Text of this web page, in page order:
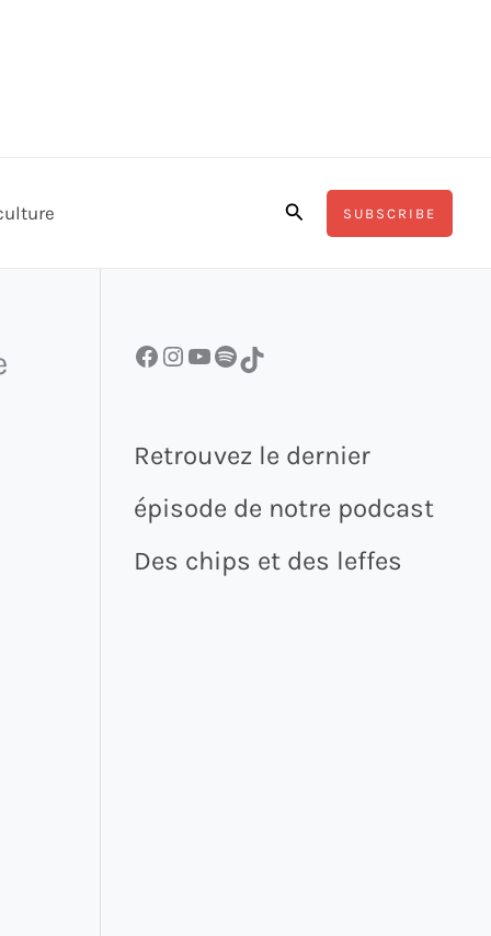
RechercherSUBSCRIBE
Facebook InstagramYouTube Spotify TikTok
Retrouvez le dernier
épisode de notre podcast
Des chips et des leffes